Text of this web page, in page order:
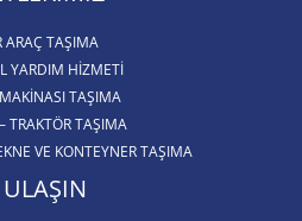
ARAÇ TAŞIMA
YARDIM HİZMETİ
TAŞIMA
TRAKTÖR TAŞIMA
VE KONTEYNER TAŞIMA